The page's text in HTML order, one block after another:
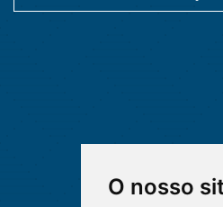
O nosso